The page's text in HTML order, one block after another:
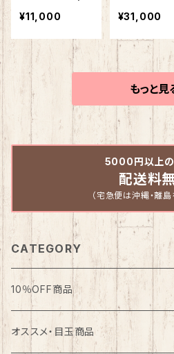
可能 SDGs
持続可能な世
るため
UBOTA SLUG
GER) 左投げ
右投げ トレー
ニンググローブ
軟式 限定 トレ
ブ LT24-GS8-F
GS
¥11,000
UBOTA
GER) 限定
軟式用 投
【LT24-GS6】
¥31,000
もっと見
5000円以上
配送料
（宅急便は沖縄・離島
CATEGORY
10％OFF商品
バスケット
オススメ・目玉商品